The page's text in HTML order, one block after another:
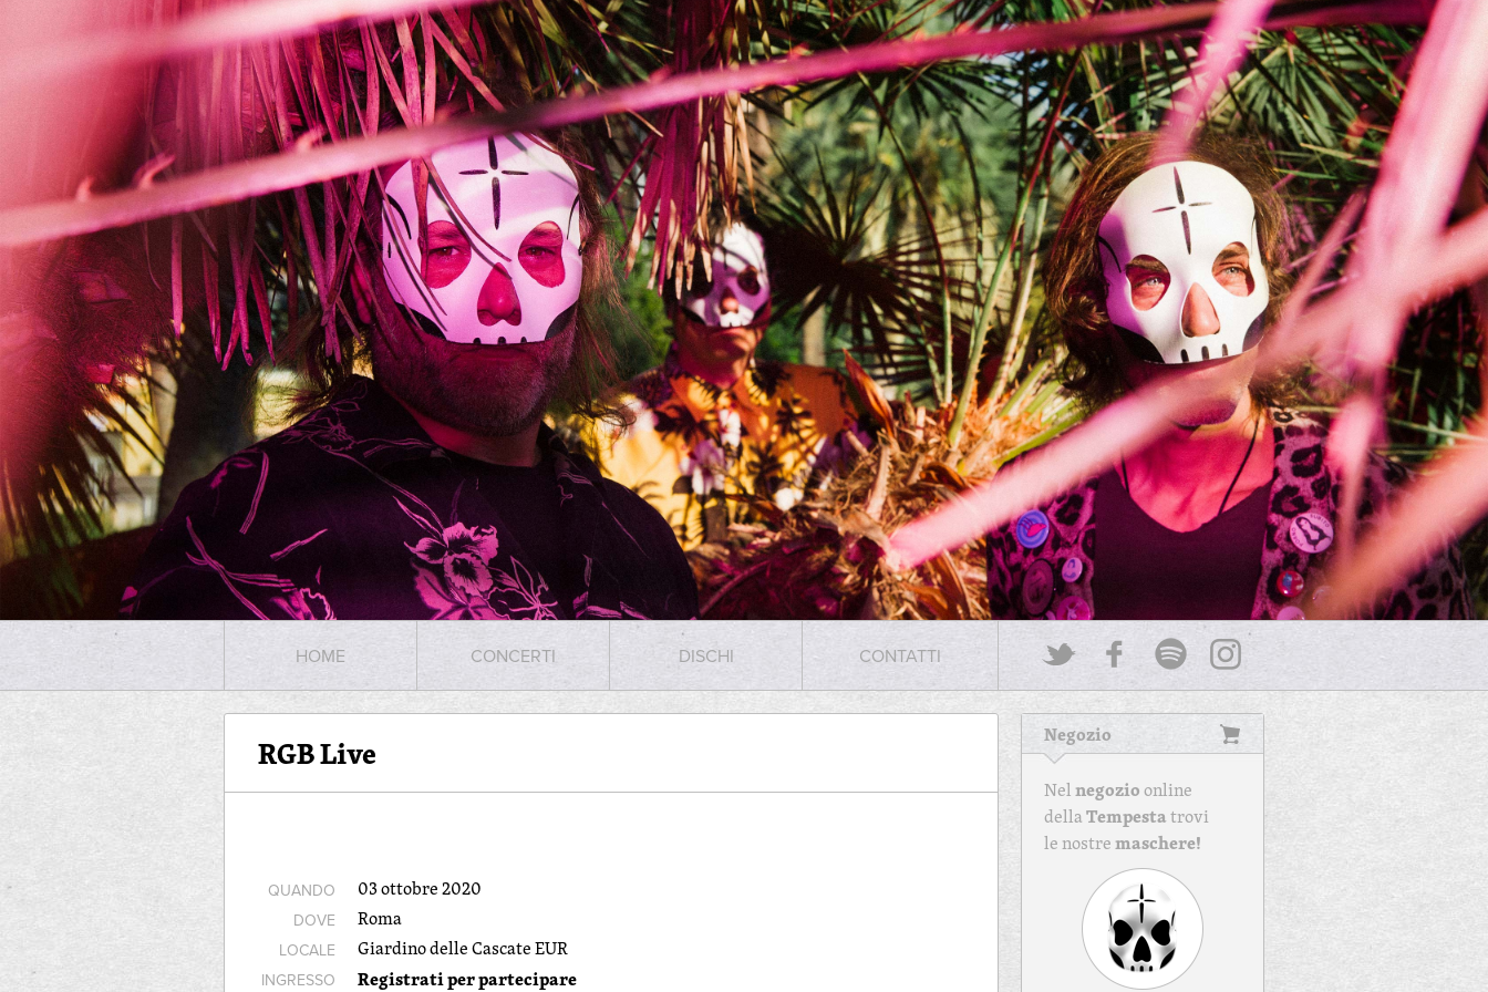
HOME CONCERTI DISCHI CONTATTI
RGB Live
QUANDO 03 ottobre 2020
DOVE Roma
LOCALE Giardino delle Cascate EUR
INGRESSO Registrati per partecipare ⁣
Negozio
Nelnegozioonline
dellaTempestatrovi
le nostremaschere!